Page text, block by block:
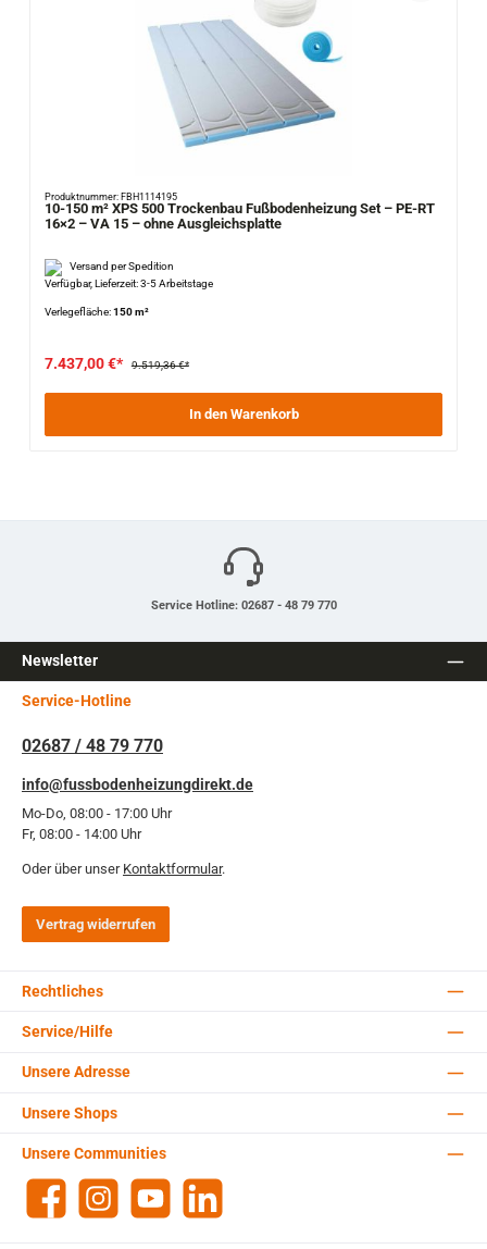
Produktnummer: FBH1114195
10-150 m² XPS 500 Trockenbau Fußbodenheizung Set – PE-RT
16×2 – VA 15 – ohne Ausgleichsplatte
Versand per Spedition
Verfügbar, Lieferzeit: 3-5 Arbeitstage
Verlegefläche:150 m²
7.437,00 €* 9.519,36 €*
In den Warenkorb
Service Hotline: 02687 - 48 79 770
Newsletter
Service-Hotline
02687 / 48 79 770
info@fussbodenheizungdirekt.de
Mo-Do, 08:00 - 17:00 Uhr
Fr, 08:00 - 14:00 Uhr
Oder über unser Kontaktformular.
Vertrag widerrufen
Rechtliches
Service/Hilfe
Unsere Adresse
Unsere Communities
Facebook Instagram YouTube
Unsere Shops